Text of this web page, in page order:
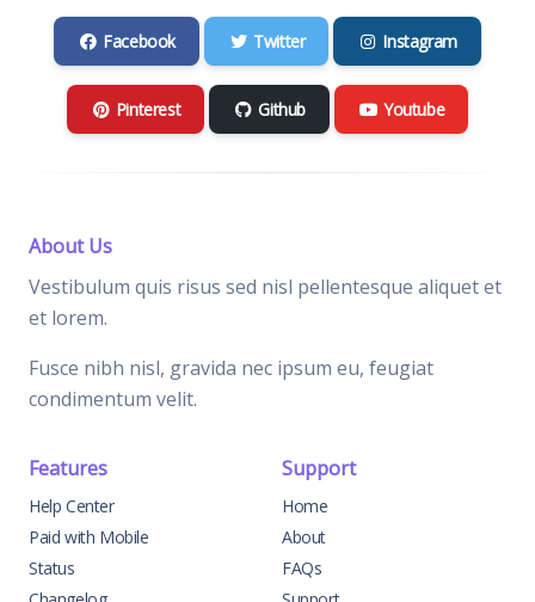
Facebook Twitter Instagram
Pinterest Github Youtube
About Us
Vestibulum quis risus sed nisl pellentesque aliquet et
et lorem.
Fusce nibh nisl, gravida nec ipsum eu, feugiat
condimentum velit.
Features
Help Center
Paid with Mobile
Status
Support
Home
About
FAQs